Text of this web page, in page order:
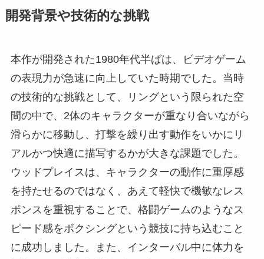
開発背景や技術的な挑戦
本作が開発された1980年代半ばは、ビデオゲーム
の表現力が急速に向上していた時期でした。当時
の技術的な挑戦として、リングという限られた空
間の中で、2体のキャラクターが重なり合いながら
滑らかに移動し、打撃を繰り出す動作をいかにリ
アルかつ快適に描写するかが大きな課題でした。
ウッドプレイスは、キャラクターの動作に重厚感
を持たせるのではなく、あえて軽快で機敏なレス
ポンスを重視することで、格闘ゲームのようなス
ピード感をボクシングという競技に持ち込むこと
に成功しました。また、インターバル中に体力を